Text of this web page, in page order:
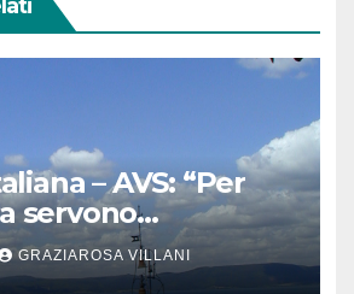
– AVS: “Per
servono
partecipazione e
coraggiose”
GRAZIAROSA VILLANI